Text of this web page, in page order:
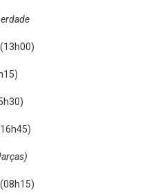
(13h00)